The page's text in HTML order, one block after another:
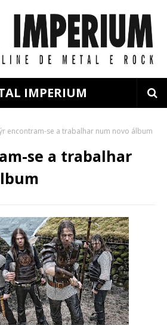
IMPERIUM
encontram-se a trabalhar num novo álbum
se a trabalhar